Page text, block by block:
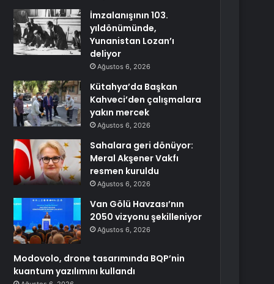
İmzalanışının 103.
yıldönümünde,
Yunanistan Lozan’ı
deliyor
Ağustos 6, 2026
Kütahya’da Başkan
Kahveci’den çalışmalara
yakın mercek
Ağustos 6, 2026
Sahalara geri dönüyor:
Meral Akşener Vakfı
resmen kuruldu
Ağustos 6, 2026
Van Gölü Havzası’nın
2050 vizyonu şekilleniyor
Ağustos 6, 2026
Modovolo, drone tasarımında BQP’nin
kuantum yazılımını kullandı